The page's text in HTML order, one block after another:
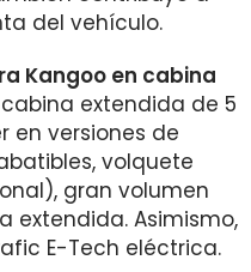
del vehículo.
Kangoo en cabina
extendida de 5
en versiones de
volquete
gran volumen
extendida. Asimismo,
E-Tech eléctrica.